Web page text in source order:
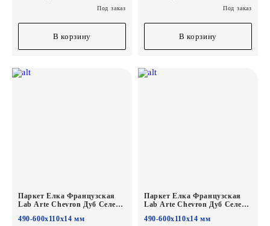
Под заказ
В корзину
Под заказ
В корзину
Паркет Елка Французская
Lab Arte Chevron Дуб Селект
600/490х110х14/3/45°
490-600х110х14 мм
Паркет Елка Французская
Lab Arte Chevron Дуб Селект
600/490х110х14/3/45°
490-600х110х14 мм